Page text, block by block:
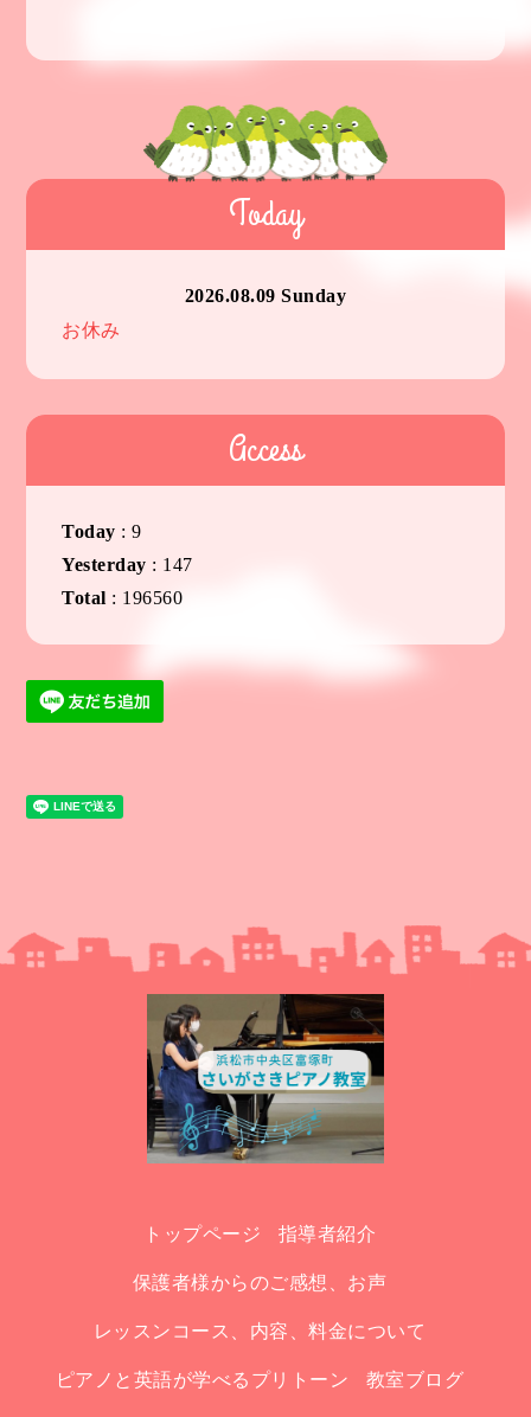
Today
2026.08.09 Sunday
お休み
Access
Today :9
Yesterday : 147
Total : 196560
トップページ 指導者紹介
保護者様からのご感想、お声
レッスンコース、内容、料金について
ピアノと英語が学べるプリトーン 教室ブログ